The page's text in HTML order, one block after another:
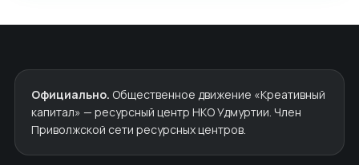
Официально. Общественное движение «Креативный
капитал» — ресурсный центр НКО Удмуртии. Член
Приволжской сети ресурсных центров.